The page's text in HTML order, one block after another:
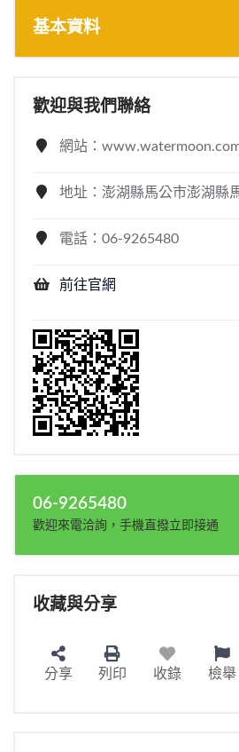
基本資料
歡迎與我們聯絡
網站：
地址：澎湖縣馬公市澎湖縣
電話：06-9265480
前往官網
06-9265480
歡迎來電洽詢，手機直撥立即接通
收藏與分享
分享 列印 收錄 檢舉